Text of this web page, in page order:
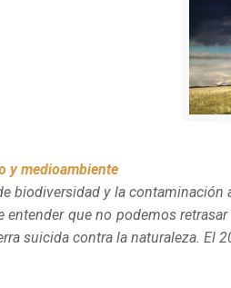
y medioambiente
biodiversidad y la
entender que no podemos
suicida contra la naturaleza. El